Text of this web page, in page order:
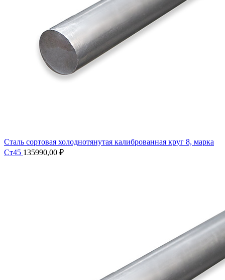
Сталь сортовая холоднотянутая калиброванная круг 8, марка
Ст45 135990,00 ₽